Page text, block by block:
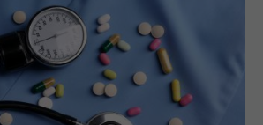
apar când începi un tratament
le recunoști rapid